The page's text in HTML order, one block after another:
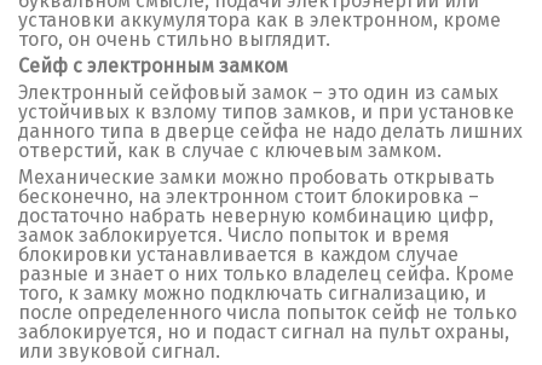
установки аккумулятора как в электронном, кроме
того, он очень стильно выглядит.
Сейф с электронным замком
Электронный сейфовый замок – это один из самых
устойчивых к взлому типов замков, и при установке
данного типа в дверце сейфа не надо делать лишних
отверстий, как в случае с ключевым замком.
Механические замки можно пробовать открывать
бесконечно, на электронном стоит блокировка –
достаточно набрать неверную комбинацию цифр,
замок заблокируется. Число попыток и время
блокировки устанавливается в каждом случае
разные и знает о них только владелец сейфа. Кроме
того, к замку можно подключать сигнализацию, и
после определенного числа попыток сейф не только
заблокируется, но и подаст сигнал на пульт охраны,
или звуковой сигнал.